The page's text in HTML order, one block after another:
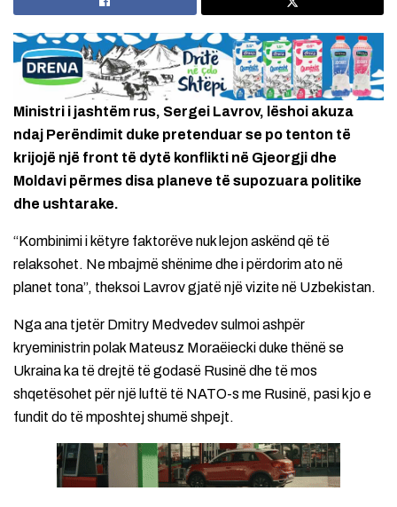
Ministri i jashtëm rus, Sergei Lavrov, lëshoi akuza
ndaj Perëndimit duke pretenduar se po tenton të
krijojë një front të dytë konflikti në Gjeorgji dhe
Moldavi përmes disa planeve të supozuara politike
dhe ushtarake.
“Kombinimi i këtyre faktorëve nuk lejon askënd që të
relaksohet. Ne mbajmë shënime dhe i përdorim ato në
planet tona”, theksoi Lavrov gjatë një vizite në Uzbekistan.
Nga ana tjetër Dmitry Medvedev sulmoi ashpër
kryeministrin polak Mateusz Moraëiecki duke thënë se
Ukraina ka të drejtë të godasë Rusinë dhe të mos
shqetësohet për një luftë të NATO-s me Rusinë, pasi kjo e
fundit do të mposhtej shumë shpejt.